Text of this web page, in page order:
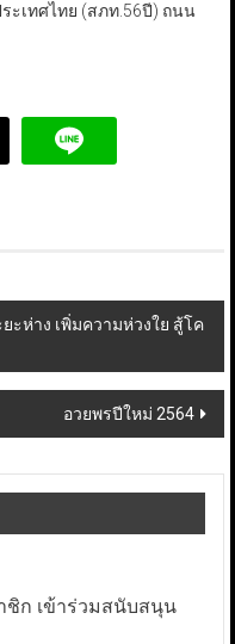
เทศไทย (สภท.56ปี) ถนน
ะห่าง เพิ่มความห่วงใย สู้โค
อวยพรปีใหม่ 2564
ก เข้าร่วมสนับสนุน